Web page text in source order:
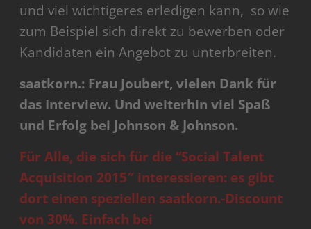
und viel wichtigeres erledigen kann, so wie
zum Beispiel sich direkt zu bewerben oder
Kandidaten ein Angebot zu unterbreiten.
saatkorn.: Frau Joubert, vielen Dank für
das Interview. Und weiterhin viel Spaß
und Erfolg bei Johnson & Johnson.
Für Alle, die sich für die “Social Talent
Acquisition 2015″ interessieren: es gibt
dort einen speziellen saatkorn.-Discount
von 30%. Einfach bei